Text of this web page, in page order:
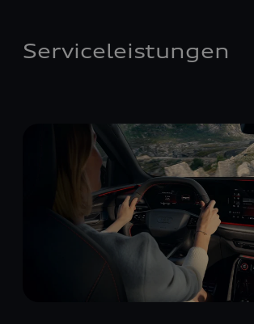
Serviceleistungen